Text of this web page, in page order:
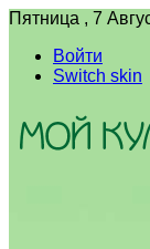
Пятница , 7
Войти
Switch skin